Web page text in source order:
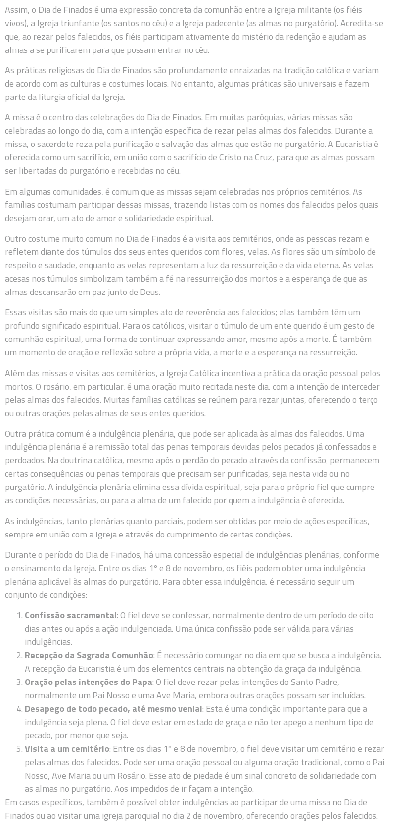
Assim, o Dia de Finados é uma expressão concreta da comunhão entre a Igreja militante (os fiéis
vivos), a Igreja triunfante (os santos no céu) e a Igreja padecente (as almas no purgatório). Acredita-se
que, ao rezar pelos falecidos, os fiéis participam ativamente do mistério da redenção e ajudam as
almas a se purificarem para que possam entrar no céu.
As práticas religiosas do Dia de Finados são profundamente enraizadas na tradição católica e variam
de acordo com as culturas e costumes locais. No entanto, algumas práticas são universais e fazem
parte da liturgia oficial da Igreja.
A missa é o centro das celebrações do Dia de Finados. Em muitas paróquias, várias missas são
celebradas ao longo do dia, com a intenção específica de rezar pelas almas dos falecidos. Durante a
missa, o sacerdote reza pela purificação e salvação das almas que estão no purgatório. A Eucaristia é
oferecida como um sacrifício, em união com o sacrifício de Cristo na Cruz, para que as almas possam
ser libertadas do purgatório e recebidas no céu.
Em algumas comunidades, é comum que as missas sejam celebradas nos próprios cemitérios. As
famílias costumam participar dessas missas, trazendo listas com os nomes dos falecidos pelos quais
desejam orar, um ato de amor e solidariedade espiritual.
Outro costume muito comum no Dia de Finados é a visita aos cemitérios, onde as pessoas rezam e
refletem diante dos túmulos dos seus entes queridos com flores, velas. As flores são um símbolo de
respeito e saudade, enquanto as velas representam a luz da ressurreição e da vida eterna. As velas
acesas nos túmulos simbolizam também a fé na ressurreição dos mortos e a esperança de que as
almas descansarão em paz junto de Deus.
Essas visitas são mais do que um simples ato de reverência aos falecidos; elas também têm um
profundo significado espiritual. Para os católicos, visitar o túmulo de um ente querido é um gesto de
comunhão espiritual, uma forma de continuar expressando amor, mesmo após a morte. É também
um momento de oração e reflexão sobre a própria vida, a morte e a esperança na ressurreição.
Além das missas e visitas aos cemitérios, a Igreja Católica incentiva a prática da oração pessoal pelos
mortos. O rosário, em particular, é uma oração muito recitada neste dia, com a intenção de interceder
pelas almas dos falecidos. Muitas famílias católicas se reúnem para rezar juntas, oferecendo o terço
ou outras orações pelas almas de seus entes queridos.
Outra prática comum é a indulgência plenária, que pode ser aplicada às almas dos falecidos. Uma
indulgência plenária é a remissão total das penas temporais devidas pelos pecados já confessados e
perdoados. Na doutrina católica, mesmo após o perdão do pecado através da confissão, permanecem
certas consequências ou penas temporais que precisam ser purificadas, seja nesta vida ou no
purgatório. A indulgência plenária elimina essa dívida espiritual, seja para o próprio fiel que cumpre
as condições necessárias, ou para a alma de um falecido por quem a indulgência é oferecida.
As indulgências, tanto plenárias quanto parciais, podem ser obtidas por meio de ações específicas,
sempre em união com a Igreja e através do cumprimento de certas condições.
Durante o período do Dia de Finados, há uma concessão especial de indulgências plenárias, conforme
o ensinamento da Igreja. Entre os dias 1º e 8 de novembro, os fiéis podem obter uma indulgência
plenária aplicável às almas do purgatório. Para obter essa indulgência, é necessário seguir um
conjunto de condições:
Confissão sacramental: O fiel deve se confessar, normalmente dentro de um período de oito
dias antes ou após a ação indulgenciada. Uma única confissão pode ser válida para várias
indulgências.
Recepção da Sagrada Comunhão: É necessário comungar no dia em que se busca a indulgência.
A recepção da Eucaristia é um dos elementos centrais na obtenção da graça da indulgência.
Oração pelas intenções do Papa: O fiel deve rezar pelas intenções do Santo Padre,
normalmente um Pai Nosso e uma Ave Maria, embora outras orações possam ser incluídas.
Desapego de todo pecado, até mesmo venial: Esta é uma condição importante para que a
indulgência seja plena. O fiel deve estar em estado de graça e não ter apego a nenhum tipo de
pecado, por menor que seja.
Visita a um cemitério: Entre os dias 1º e 8 de novembro, o fiel deve visitar um cemitério e rezar
pelas almas dos falecidos. Pode ser uma oração pessoal ou alguma oração tradicional, como o Pai
Nosso, Ave Maria ou um Rosário. Esse ato de piedade é um sinal concreto de solidariedade com
as almas no purgatório. Aos impedidos de ir façam a intenção.
Em casos específicos, também é possível obter indulgências ao participar de uma missa no Dia de
Finados ou ao visitar uma igreja paroquial no dia 2 de novembro, oferecendo orações pelos falecidos.